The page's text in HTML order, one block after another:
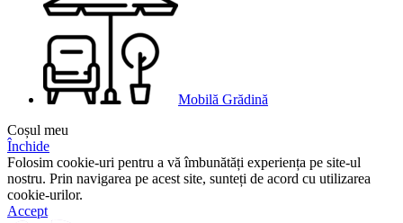
Mobilă Grădină
Coșul meu
Închide
Folosim cookie-uri pentru a vă îmbunătăți experiența pe site-ul
nostru. Prin navigarea pe acest site, sunteți de acord cu utilizarea
cookie-urilor.
Accept